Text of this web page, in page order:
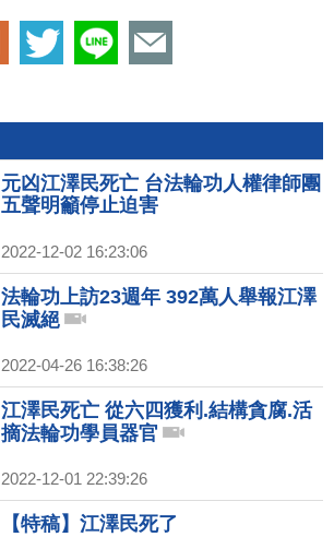
元凶江澤民死亡 台法輪功人權律師團
五聲明籲停止迫害
2022-12-02 16:23:06
法輪功上訪23週年 392萬人舉報江澤
民滅絕
2022-04-26 16:38:26
江澤民死亡 從六四獲利.結構貪腐.活
摘法輪功學員器官
2022-12-01 22:39:26
【特稿】江澤民死了